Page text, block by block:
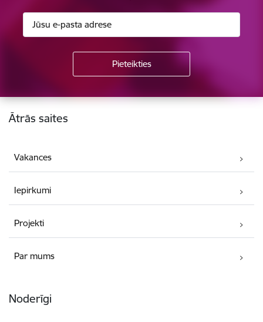
Kājene
Ātrās saites
Vakances
Iepirkumi
Projekti
Par mums
Noderīgi